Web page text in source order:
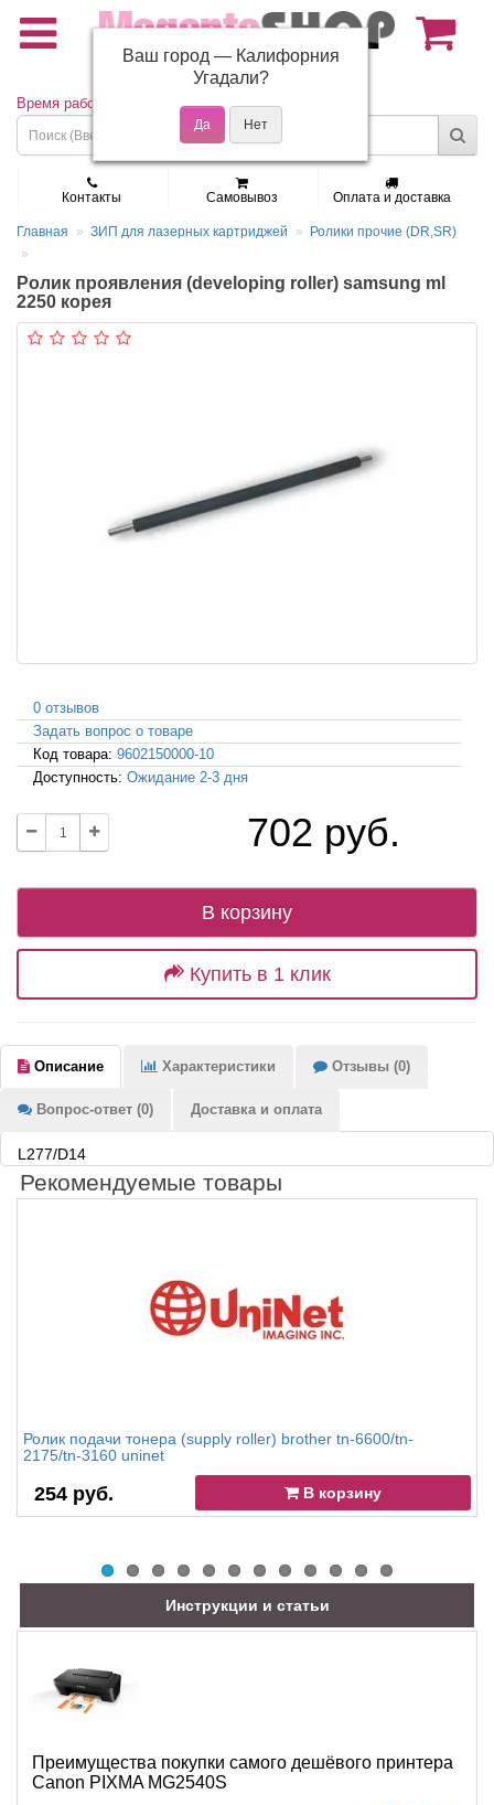
(495) 150-01-37
Время работы: Пн - Пт 9:30 - 19:00
Контакты Самовывоз Оплата и доставка
Главная ЗИП для лазерных картриджей Ролики прочие (DR,SR)
Ролик проявления (developing roller) samsung ml
2250 корея
0 отзывов
Задать вопрос о товаре
Код товара: 9602150000-10
Доступность: Ожидание 2-3 дня
702 руб.
В корзину
Купить в 1 клик
Описание Характеристики Отзывы (0)
Вопрос-ответ (0) Доставка и оплата
L277/D14
Рекомендуемые товары
Ролик подачи тонера (supply roller) brother tn-6600/tn-
2175/tn-3160 uninet
254 руб. В корзину
Инструкции и статьи
Преимущества покупки самого дешёвого принтера
Canon PIXMA MG2540S
Ваш город — Калифорния
Угадали?